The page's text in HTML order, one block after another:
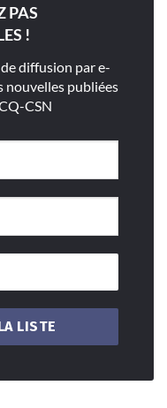
PAS
!
diffusion par e-
nouvelles publiées
CSN